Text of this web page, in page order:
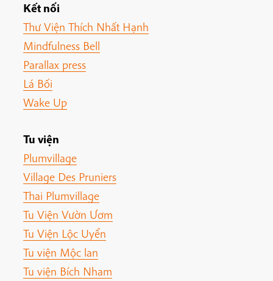
Kết nối
Thư Viện Thích Nhất Hạnh
Mindfulness Bell
Parallax press
Lá Bối
Wake Up
Tu viện
Plumvillage
Village Des Pruniers
Thai Plumvillage
Tu Viện Vườn Ươm
Tu Viện Lộc Uyển
Tu viện Mộc lan
Tu viện Bích Nham